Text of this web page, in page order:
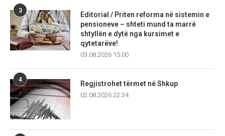
3
Editorial / Priten reforma në sistemin e
pensioneve – shteti mund ta marrë
shtyllën e dytë nga kursimet e
qytetarëve!
03.08.2026 15:00
4
Regjistrohet tërmet në Shkup
02.08.2026 22:34